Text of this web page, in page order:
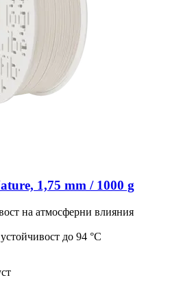
1,75 mm / 1000 g
на атмосферни влияния
до 94 °C